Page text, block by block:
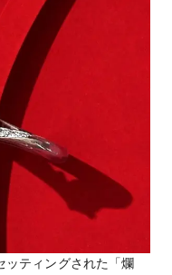
ッティングされた「爛